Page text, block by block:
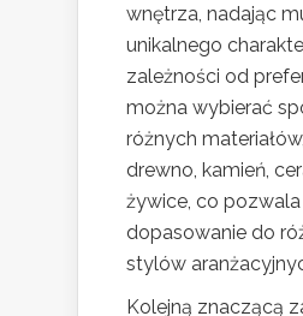
wnętrza, nadając
unikalnego
zależności od
można wybierać
różnych
drewno, kamień,
żywice, co
dopasowanie do
stylów
Kolejną znaczącą